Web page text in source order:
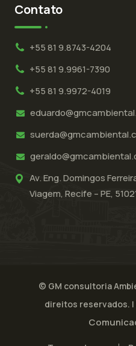
Contato
+55 81 9.8743-4204
+55 81 9.9961-7390
+55 81 9.9972-4019
Av. Eng. Domingos
Viagem, Recife – PE,
© GM consultoria
direitos reservados.